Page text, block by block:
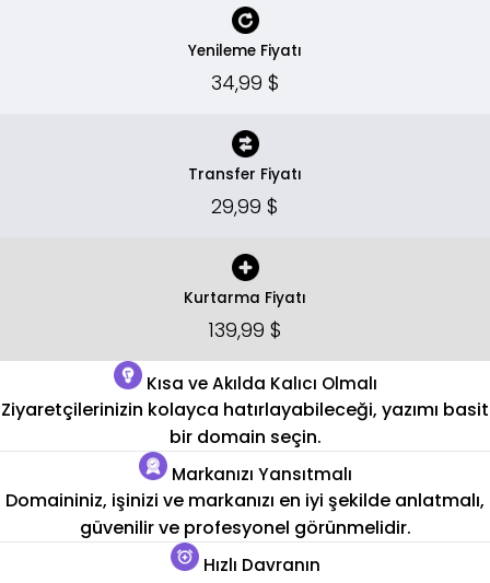
Yenileme Fiyatı
34,99 $
Transfer Fiyatı
29,99 $
Kurtarma Fiyatı
139,99 $
Kısa ve Akılda Kalıcı Olmalı
Ziyaretçilerinizin kolayca hatırlayabileceği, yazımı basit
bir domain seçin.
Markanızı Yansıtmalı
Domaininiz, işinizi ve markanızı en iyi şekilde anlatmalı,
güvenilir ve profesyonel görünmelidir.
Hızlı Davranın